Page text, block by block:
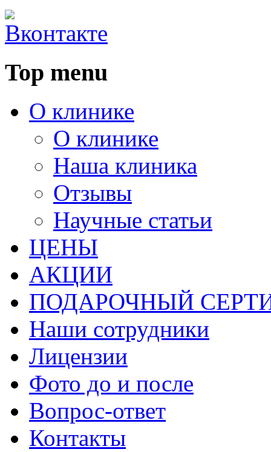
Top menu
О клинике
О клинике
Наша клиника
Отзывы
Научные статьи
ЦЕНЫ
АКЦИИ
ПОДАРОЧНЫЙ
Наши сотрудники
Лицензии
Фото до и после
Вопрос-ответ
Контакты